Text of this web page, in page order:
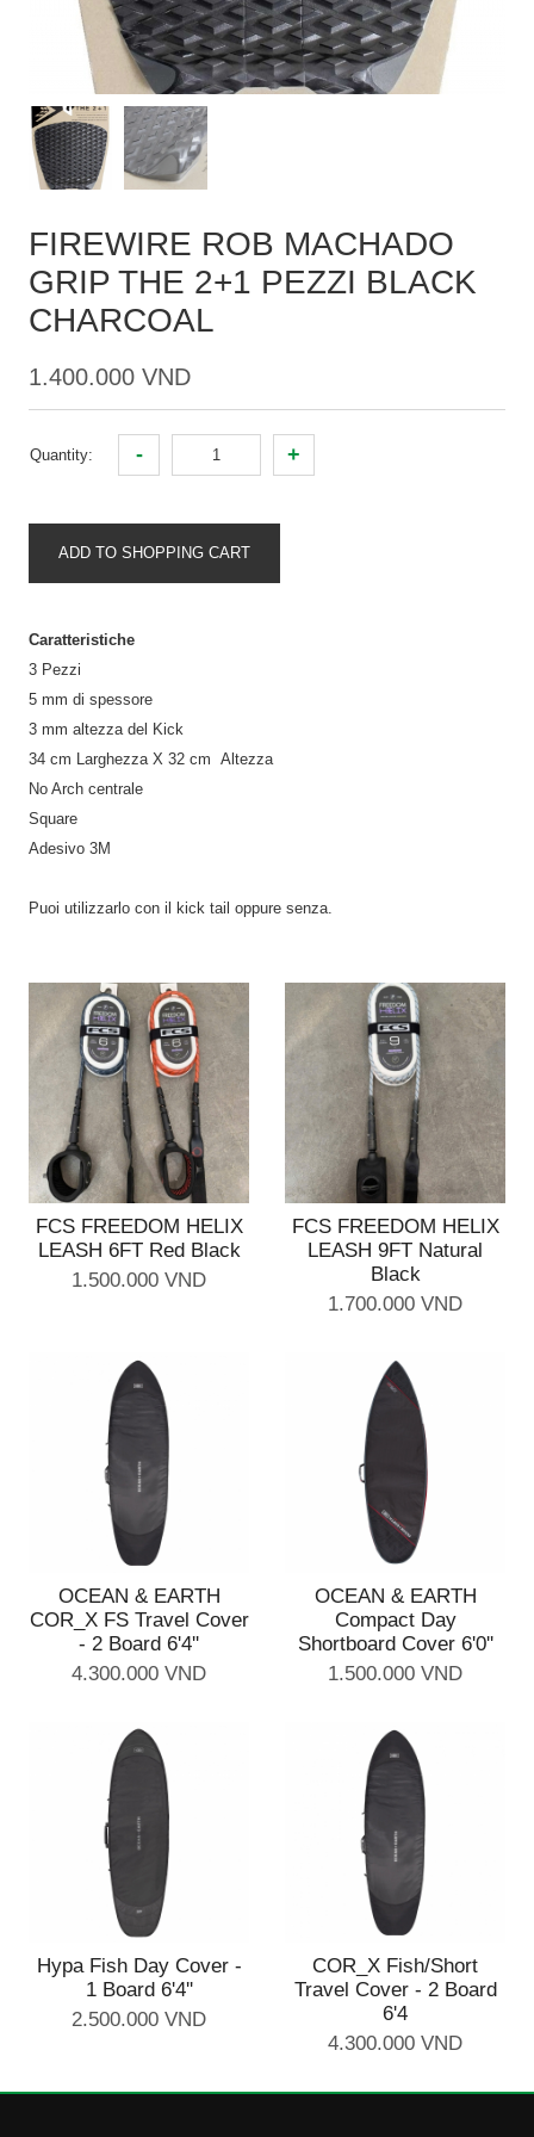
FIREWIRE ROB MACHADO
GRIP THE 2+1 PEZZI BLACK
CHARCOAL
1.400.000 VND
Quantity: - +
ADD TO SHOPPING CART
Caratteristiche
3 Pezzi
5 mm di spessore
3 mm altezza del Kick
34 cm Larghezza X 32 cm Altezza
No Arch centrale
Square
Adesivo 3M
Puoi utilizzarlo con il kick tail oppure senza.
FCS FREEDOM HELIX
LEASH 6FT Red Black
1.500.000 VND
FCS FREEDOM HELIX
LEASH 9FT Natural
Black
1.700.000 VND
OCEAN & EARTH
COR_X FS Travel Cover
- 2 Board 6'4''
4.300.000 VND
OCEAN & EARTH
Compact Day
Shortboard Cover 6'0''
1.500.000 VND
Hypa Fish Day Cover -
1 Board 6'4''
2.500.000 VND
COR_X Fish/Short
Travel Cover - 2 Board
6'4
4.300.000 VND